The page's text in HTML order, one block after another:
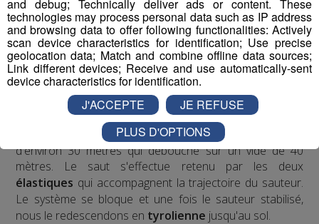
Vous l'avez compris, leBun J Ridecombine les
techniques dusaut de tremplin, dusaut à l'élastique
et de latyrolienne. Le sauteur est équipé à la taille d'un
harnais relié, de chaque côté, à deux
élastiques
. Placé en haut dutremplinsur l'accessoire
d'envol de son choix, le sauteur effectue une prise d'élan
d'environ 30 mètres qui débouche sur un vide de 40
mètres. Le saut s'effectue retenu par les deux
élastiques qui accompagnent la trajectoire du sauteur.
Le système se bloque et une fois le sauteur stabilisé,
nous le redescendons en tyrolienne jusqu'au sol.
and debug; Technically deliver ads or content. These
technologies may process personal data such as IP address
and browsing data to offer following functionalities: Actively
scan device characteristics for identification; Use precise
geolocation data; Match and combine offline data sources;
Link different devices; Receive and use automatically-sent
device characteristics for identification.
J'ACCEPTE
JE REFUSE
PLUS D'OPTIONS